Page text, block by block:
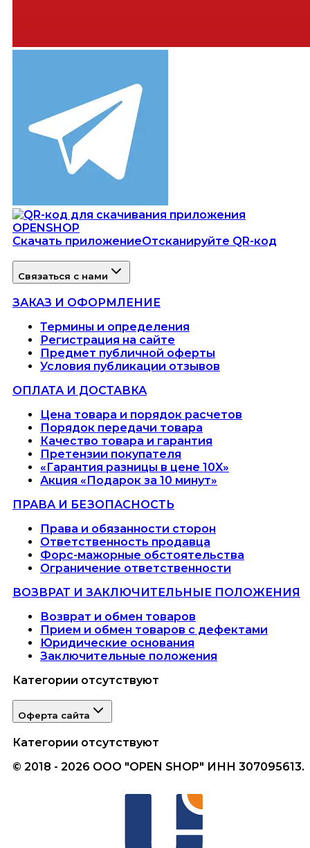
Скачать приложениеОтсканируйте QR-код
Связаться с нами
ЗАКАЗ И ОФОРМЛЕНИЕ
Термины и определения
Регистрация на сайте
Предмет публичной оферты
Условия публикации отзывов
ОПЛАТА И ДОСТАВКА
Цена товара и порядок расчетов
Порядок передачи товара
Качество товара и гарантия
Претензии покупателя
«Гарантия разницы в цене 10X»
Акция «Подарок за 10 минут»
ПРАВА И БЕЗОПАСНОСТЬ
Права и обязанности сторон
Ответственность продавца
Форс-мажорные обстоятельства
Ограничение ответственности
ВОЗВРАТ И ЗАКЛЮЧИТЕЛЬНЫЕ ПОЛОЖЕНИЯ
Возврат и обмен товаров
Прием и обмен товаров с дефектами
Юридические основания
Заключительные положения
Категории отсутствуют
Оферта сайта
Категории отсутствуют
© 2018 - 2026 ООО "OPEN SHOP" ИНН 307095613.